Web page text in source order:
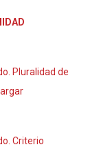
Pluralidad de
Criterio